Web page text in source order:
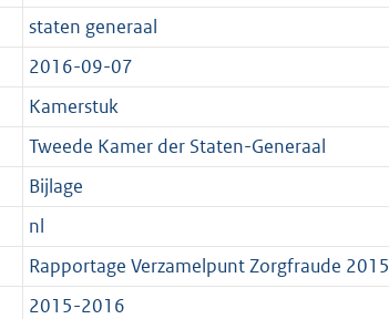
staten generaal
2016-09-07
Kamerstuk
Tweede Kamer der Staten-Generaal
Bijlage
nl
Rapportage Verzamelpunt Zorgfraude 2015
2015-2016